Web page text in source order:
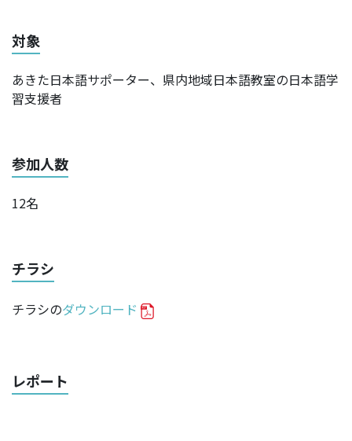
対象
あきた日本語サポーター、県内地域日本語教室の日本語学
習支援者
参加人数
12名
チラシ
チラシのダウンロード
レポート